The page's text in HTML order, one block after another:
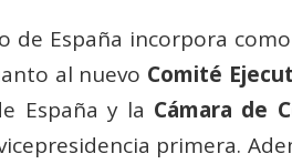
de España incorpora
al nuevo Comité
España y la Cámara de
primera.